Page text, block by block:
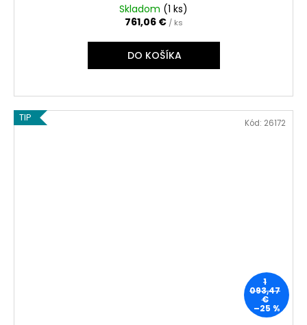
Skladom (1 ks)
761,06 € / ks
DO KOŠÍKA
TIP
1
093,47
€
–25 %
Kód: 26172